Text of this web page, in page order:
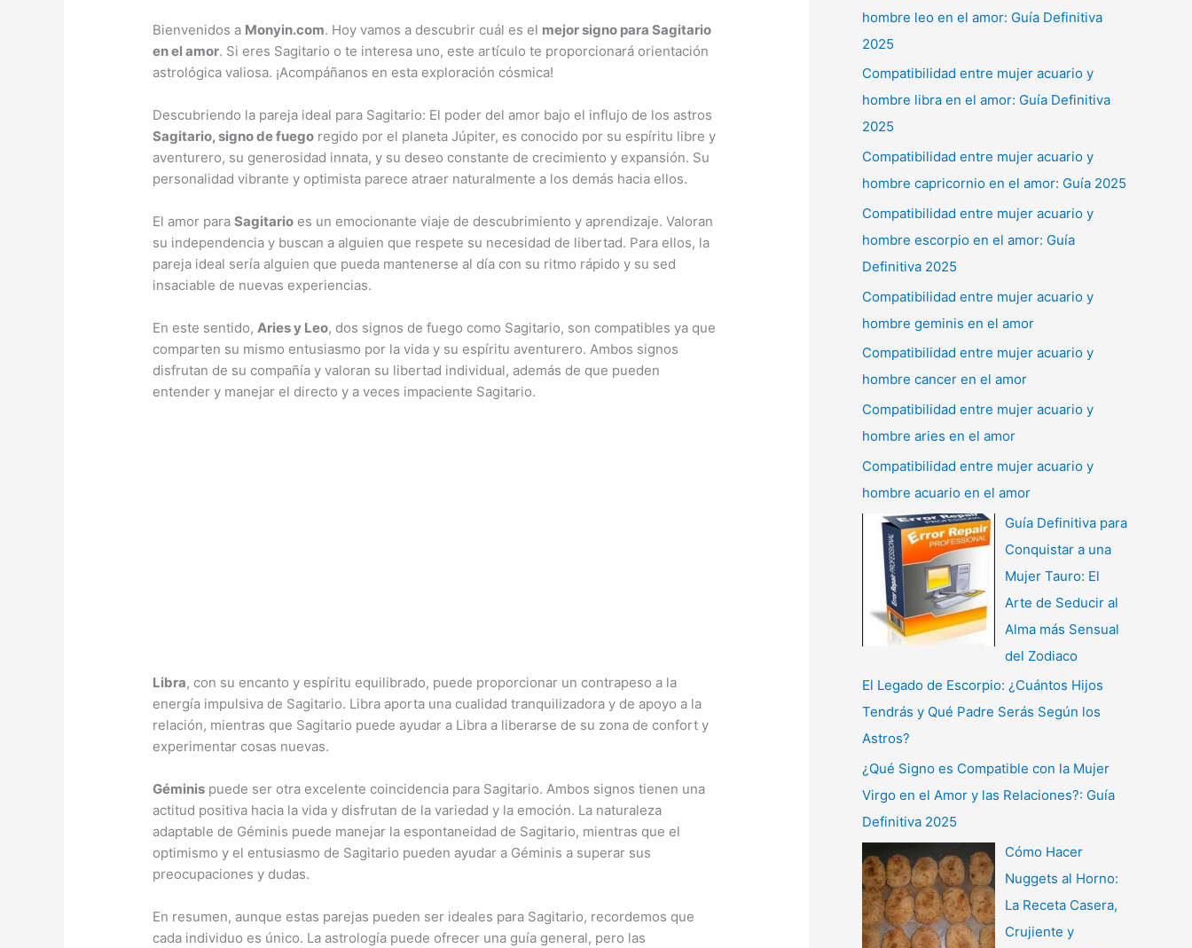
Bienvenidos a Monyin.com. Hoy vamos a descubrir cuál es el mejor signo para Sagitario
en el amor. Si eres Sagitario o te interesa uno, este artículo te proporcionará orientación
astrológica valiosa. ¡Acompáñanos en esta exploración cósmica!
Descubriendo la pareja ideal para Sagitario: El poder del amor bajo el influjo de los astros
Sagitario, signo de fuego regido por el planeta Júpiter, es conocido por su espíritu libre y
aventurero, su generosidad innata, y su deseo constante de crecimiento y expansión. Su
personalidad vibrante y optimista parece atraer naturalmente a los demás hacia ellos.
El amor paraSagitario es un emocionante viaje de descubrimiento y aprendizaje. Valoran
su independencia y buscan a alguien que respete su necesidad de libertad. Para ellos, la
pareja ideal sería alguien que pueda mantenerse al día con su ritmo rápido y su sed
insaciable de nuevas experiencias.
En este sentido,Aries y Leo, dos signos de fuego como Sagitario, son compatibles ya que
comparten su mismo entusiasmo por la vida y su espíritu aventurero. Ambos signos
disfrutan de su compañía y valoran su libertad individual, además de que pueden
entender y manejar el directo y a veces impaciente Sagitario.
Libra, con su encanto y espíritu equilibrado, puede proporcionar un contrapeso a la
energía impulsiva de Sagitario. Libra aporta una cualidad tranquilizadora y de apoyo a la
relación, mientras que Sagitario puede ayudar a Libra a liberarse de su zona de confort y
experimentar cosas nuevas.
Géminis puede ser otra excelente coincidencia para Sagitario. Ambos signos tienen una
actitud positiva hacia la vida y disfrutan de la variedad y la emoción. La naturaleza
adaptable de Géminis puede manejar la espontaneidad de Sagitario, mientras que el
optimismo y el entusiasmo de Sagitario pueden ayudar a Géminis a superar sus
preocupaciones y dudas.
En resumen, aunque estas parejas pueden ser ideales para Sagitario, recordemos que
cada individuo es único. La astrología puede ofrecer una guía general, pero las
hombre leo en el amor: Guía Definitiva
2025
Compatibilidad entre mujer acuario y
hombre libra en el amor: Guía Definitiva
2025
Compatibilidad entre mujer acuario y
hombre capricornio en el amor: Guía 2025
Compatibilidad entre mujer acuario y
hombre escorpio en el amor: Guía
Definitiva 2025
Compatibilidad entre mujer acuario y
hombre geminis en el amor
Compatibilidad entre mujer acuario y
hombre cancer en el amor
Compatibilidad entre mujer acuario y
hombre aries en el amor
Compatibilidad entre mujer acuario y
hombre acuario en el amor
Guía Definitiva para
Conquistar a una
Mujer Tauro: El
Arte de Seducir al
Alma más Sensual
del Zodiaco
El Legado de Escorpio: ¿Cuántos Hijos
Tendrás y Qué Padre Serás Según los
Astros?
¿Qué Signo es Compatible con la Mujer
Virgo en el Amor y las Relaciones?: Guía
Definitiva 2025
Cómo Hacer
Nuggets al Horno:
La Receta Casera,
Crujiente y